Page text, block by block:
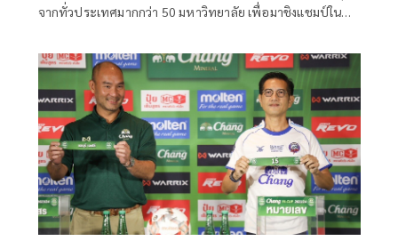
จากทั่วประเทศมากกว่า 50 มหาวิทยาลัย เพื่อมาชิงแชมป์ในศึก
ระดับประเทศ-เปิดประสบการณ์ระดับโลก จัดขึ้นอย่างต่อเนื่อง
โดย “น้ำแร่ธรรมชาติตราช้าง”